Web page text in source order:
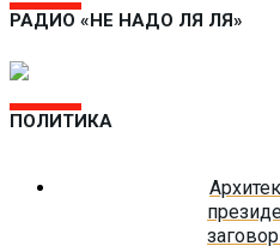
РАДИО «НЕ НАДО ЛЯ ЛЯ»
ПОЛИТИКА